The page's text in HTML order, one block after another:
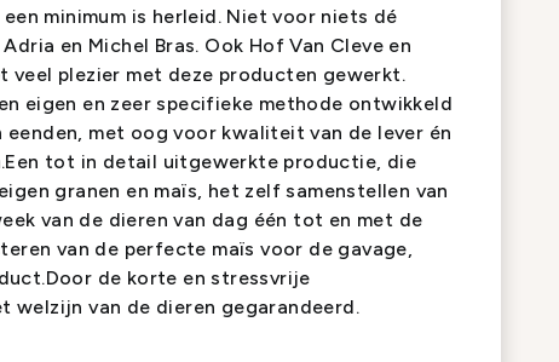
minimum is herleid. Niet voor niets dé
en Michel Bras. Ook Hof Van Cleve en
veel plezier met deze producten gewerkt.
eigen en zeer specifieke methode ontwikkeld
eenden, met oog voor kwaliteit van de lever én
tot in detail uitgewerkte productie, die
granen en maïs, het zelf samenstellen van
van de dieren van dag één tot en met de
van de perfecte maïs voor de gavage,
de korte en stressvrije
welzijn van de dieren gegarandeerd.